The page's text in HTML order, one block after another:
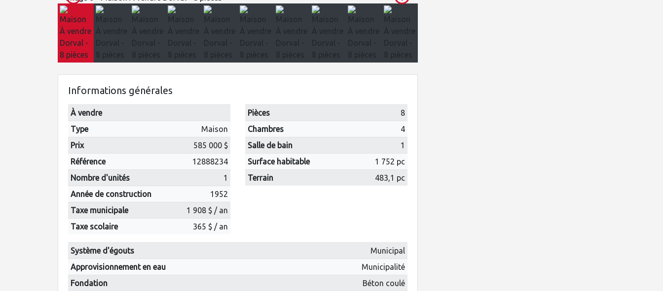
Informations générales
À vendre
Type
Maison
Prix
585 000 $
Référence
12888234
Nombre d'unités
1
Année de construction
1952
Taxe municipale
1 908 $ / an
Taxe scolaire
365 $ / an
Pièces
8
Chambres
4
Salle de bain
1
Surface habitable
1 752 pc
Terrain
483,1 pc
Système d'égouts
Municipal
Approvisionnement en eau
Municipalité
Fondation
Béton coulé